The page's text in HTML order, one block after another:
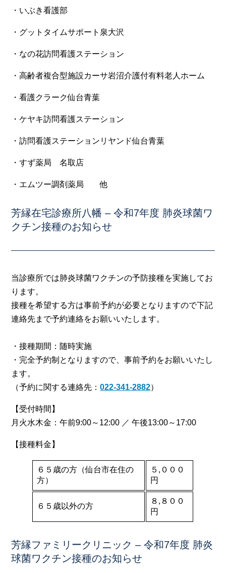
・いぶき看護部
・グットタイムサポート泉大沢
・なの花訪問看護ステーション
・高齢者複合型施設カーサ岩沼介護付有料老人ホーム
・看護クラーク仙台青葉
・ケヤキ訪問看護ステーション
・訪問看護ステーションリヤンド仙台青葉
・すず薬局 名取店
・エムツー調剤薬局 他
芳縁在宅診療所八幡 – 令和7年度 肺炎球菌ワ
クチン接種のお知らせ
当診療所では肺炎球菌ワクチンの予防接種を実施してお
ります。
接種を希望する方は事前予約が必要となりますので下記
連絡先まで予約連絡をお願いいたします。
・接種期間：随時実施
・完全予約制となりますので、事前予約をお願いいたし
ます。
（予約に関する連絡先：022-341-2882）
【受付時間】
月火水木金：午前9:00～12:00 ／ 午後13:00～17:00
【接種料金】
６５歳の方（仙台市在住の
方）
５,０００
円
６５歳以外の方
８,８００
円
芳縁ファミリークリニック – 令和7年度 肺炎
球菌ワクチン接種のお知らせ